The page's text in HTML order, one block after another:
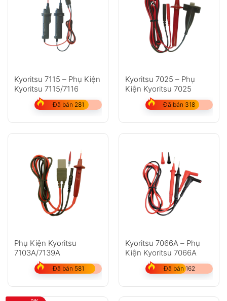
Kyoritsu 7115 – Phụ Kiện
Kyoritsu 7115/7116
Đã bán 281
Kyoritsu 7025 – Phụ
Kiện Kyoritsu 7025
Đã bán 318
Phụ Kiện Kyoritsu
7103A/7139A
Đã bán 581
Kyoritsu 7066A – Phụ
Kiện Kyoritsu 7066A
Đã bán 162